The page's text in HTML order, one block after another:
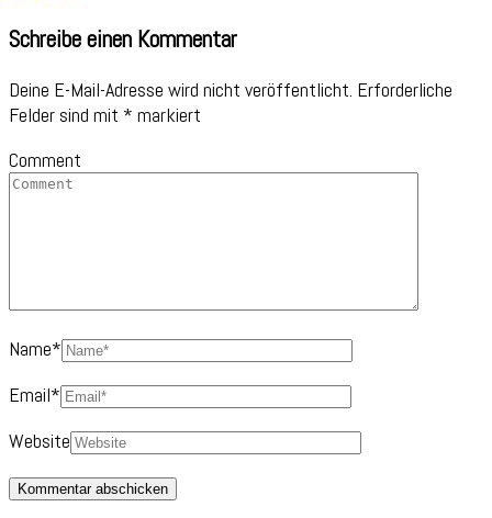
Schreibe einen Kommentar
Deine E-Mail-Adresse wird nicht veröffentlicht. Erforderliche
Felder sind mit * markiert
Comment
Name*
Email*
Website